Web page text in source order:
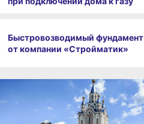
Быстровозводимый фундамент
от компании «Стройматик»